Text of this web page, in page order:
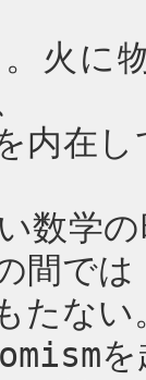
。火に
内在し
数学の
間では
たない